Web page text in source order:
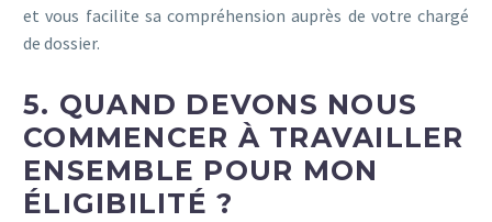
et vous facilite sa compréhension auprès de votre chargé
de dossier.
5. QUAND DEVONS NOUS
COMMENCER À TRAVAILLER
ENSEMBLE POUR MON
ÉLIGIBILITÉ ?